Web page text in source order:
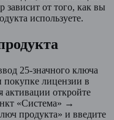
от того, как вы
используете.
25-значного ключа
покупке лицензии в
откройте
«Система» →
продукта» и введите